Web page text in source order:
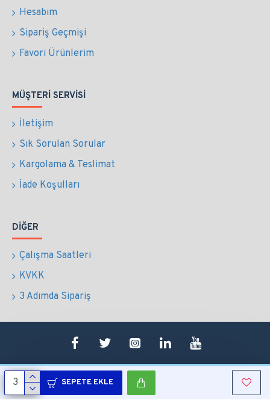
SEPETE EKLE
Hesabım
Sipariş Geçmişi
Favori Ürünlerim
MÜŞTERI SERVISI
İletişim
Sık Sorulan Sorular
Kargolama & Teslimat
İade Koşulları
DIĞER
Çalışma Saatleri
KVKK
3 Adımda Sipariş
Sepetim 0507 724 65 90 Whatsapp Konum